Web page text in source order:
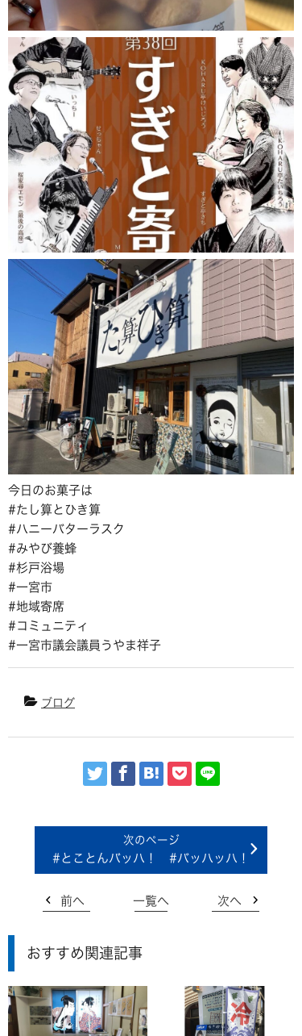
今日のお菓子は
#たし算とひき算
#ハニーバターラスク
#みやび養蜂
#杉戸浴場
#一宮市
#地域寄席
#コミュニティ
#一宮市議会議員うやま祥子
ブログ
#とことんバッハ！ #バッハッハ！
前へ 一覧へ 次へ
おすすめ関連記事